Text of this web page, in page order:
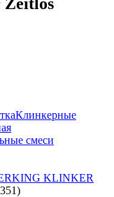
Клинкерные
смеси
KING KLINKER